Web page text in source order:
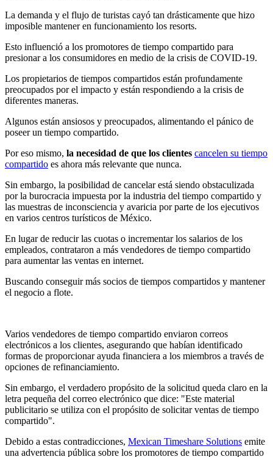
La demanda y el flujo de turistas cayó tan drásticamente que hizo
imposible mantener en funcionamiento los resorts.
Esto influenció a los promotores de tiempo compartido para
presionar a los consumidores en medio de la crisis de COVID-19.
Los propietarios de tiempos compartidos están profundamente
preocupados por el impacto y están respondiendo a la crisis de
diferentes maneras.
Algunos están ansiosos y preocupados, alimentando el pánico de
poseer un tiempo compartido.
Por eso mismo, la necesidad de que los clientes cancelen su tiempo
compartido es ahora más relevante que nunca.
Sin embargo, la posibilidad de cancelar está siendo obstaculizada
por la burocracia impuesta por la industria del tiempo compartido y
las muestras de inconsciencia y avaricia por parte de los ejecutivos
en varios centros turísticos de México.
En lugar de reducir las cuotas o incrementar los salarios de los
empleados, contrataron a más vendedores de tiempo compartido
para aumentar las ventas en internet.
Buscando conseguir más socios de tiempos compartidos y mantener
el negocio a flote.
Varios vendedores de tiempo compartido enviaron correos
electrónicos a los clientes, asegurando que habían identificado
formas de proporcionar ayuda financiera a los miembros a través de
opciones de refinanciamiento.
Sin embargo, el verdadero propósito de la solicitud queda claro en la
letra pequeña del correo electrónico que dice: "Este material
publicitario se utiliza con el propósito de solicitar ventas de tiempo
compartido".
Debido a estas contradicciones, Mexican Timeshare Solutions emite
una advertencia pública sobre los promotores de tiempo compartido